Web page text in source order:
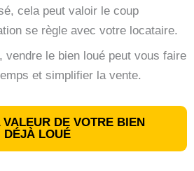
cela peut valoir le coup
se règle avec votre locataire.
vendre le bien loué peut vous faire
et simplifier la vente.
DE VOTRE BIEN
DÉJÀ LOUÉ